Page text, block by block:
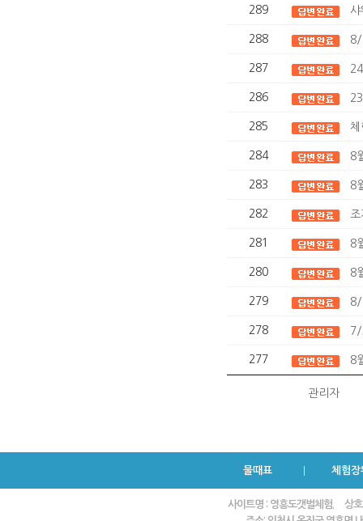
289
288 8/
287
286
285 체
284 8
283 8
282
281 8
280 8
279 8/
278 7/
277 8
관리자
물때표 체험장
사이트명 : 영흥도갯벌체험.
상